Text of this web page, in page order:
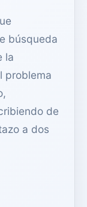
búsqueda
la
problema
de
a dos